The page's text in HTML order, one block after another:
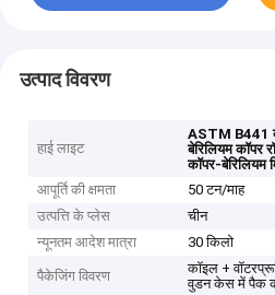
उत्पाद विवरण
हाई लाइट
ASTM B441
बेरिलियम
कॉपर-बेरिलियम
आपूर्ति की क्षमता
50 टन/माह
उत्पत्ति के प्लेस
चीन
न्यूनतम आदेश मात्रा
30 किलो
पैकेजिंग विवरण
कॉइल +
वुडन केस में पैक